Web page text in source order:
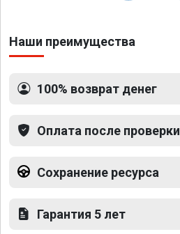
Наши преимущества
100% возврат денег
Оплата после проверки
Сохранение ресурса
Гарантия 5 лет